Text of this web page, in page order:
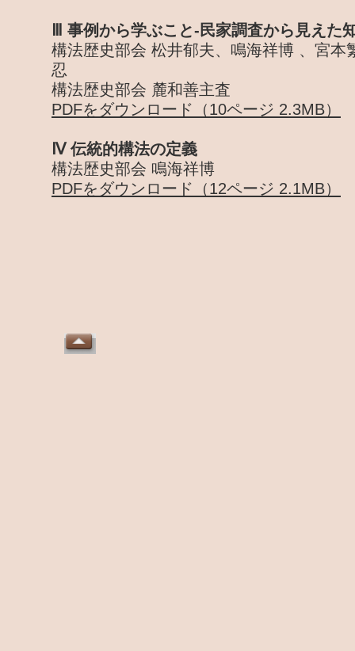
Ⅲ 事例から学ぶこと-民家調査から見えた
構法歴史部会 松井郁夫、鳴海祥博 、宮本
忍
構法歴史部会 麓和善主査
PDFをダウンロード（10ページ 2.3MB）
Ⅳ 伝統的構法の定義
構法歴史部会 鳴海祥博
PDFをダウンロード（12ページ 2.1MB）